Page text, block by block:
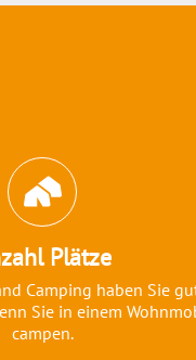
Plätze
Camping haben Sie
Sie in einem
campen.